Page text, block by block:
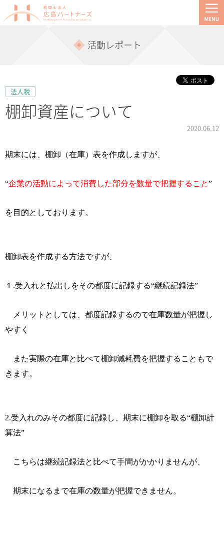
活動レポート
法人税
棚卸資産について
2020.06.12
期末には、棚卸（在庫）表を作成しますが、
“企業の活動によって消費した部分を数量で把握すること”
を目的としております。
棚卸表を作成する方法ですが、
１ .受入れと払出しをその都度に記録する“継続記録法”
メリットとしては、都度記録するので在庫数量が把握し
やすく
また実際の在庫と比べて棚卸減耗費を把握することもで
きます。
2.受入れのみその都度に記録し、期末に棚卸を取る“棚卸計
算法”
こちらは継続記録法と比べて手間がかかりませんが、
期末になるまで在庫の数量が把握できません。